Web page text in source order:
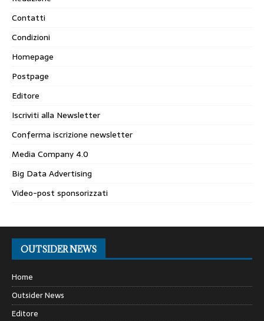
Contatti
Condizioni
Homepage
Postpage
Editore
Iscriviti alla Newsletter
Conferma iscrizione newsletter
Media Company 4.0
Big Data Advertising
Video-post sponsorizzati
OUTSIDER NEWS
Home
Outsider News
Editore